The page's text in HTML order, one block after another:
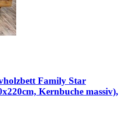
Family Star
Kernbuche massiv),